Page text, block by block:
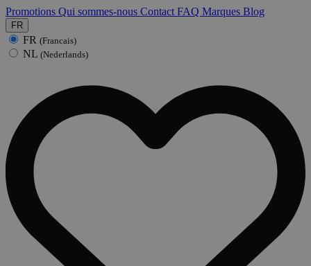
Promotions Qui sommes-nous Contact FAQ Marques Blog
FR
FR (Francais)
NL (Nederlands)